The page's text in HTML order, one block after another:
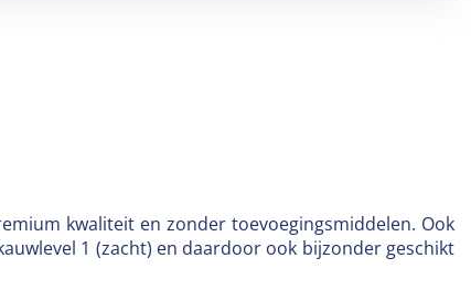
kwaliteit en zonder toevoegingsmiddelen. Ook
1 (zacht) en daardoor ook bijzonder geschikt